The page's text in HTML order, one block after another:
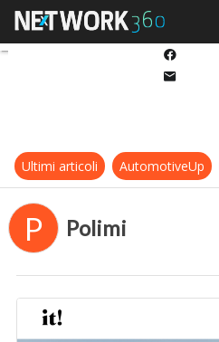
Ultimi articoli AutomotiveUp
P Polimi